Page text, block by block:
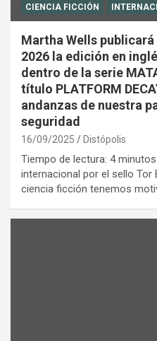
CIENCIA FICCIÓN
Martha Wells
2026 la edición en
dentro de la serie
título PLATFORM
andanzas de nuestra
seguridad
16/09/2025 Distópolis
Tiempo de lectura: 4
internacional por el sello
ciencia ficción tenemos